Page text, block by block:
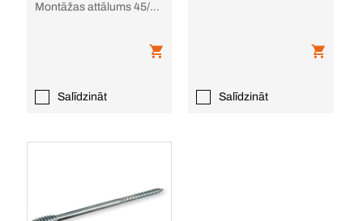
Montāžas attālums 45/10
Salīdzināt Salīdzināt